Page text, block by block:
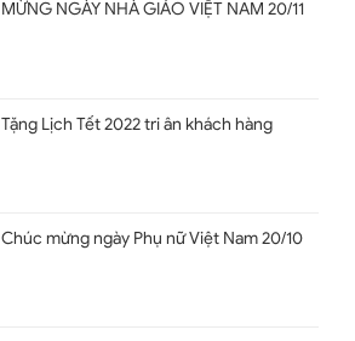
MỪNG NGÀY NHÀ GIÁO VIỆT NAM 20/11
Tặng Lịch Tết 2022 tri ân khách hàng
Chúc mừng ngày Phụ nữ Việt Nam 20/10